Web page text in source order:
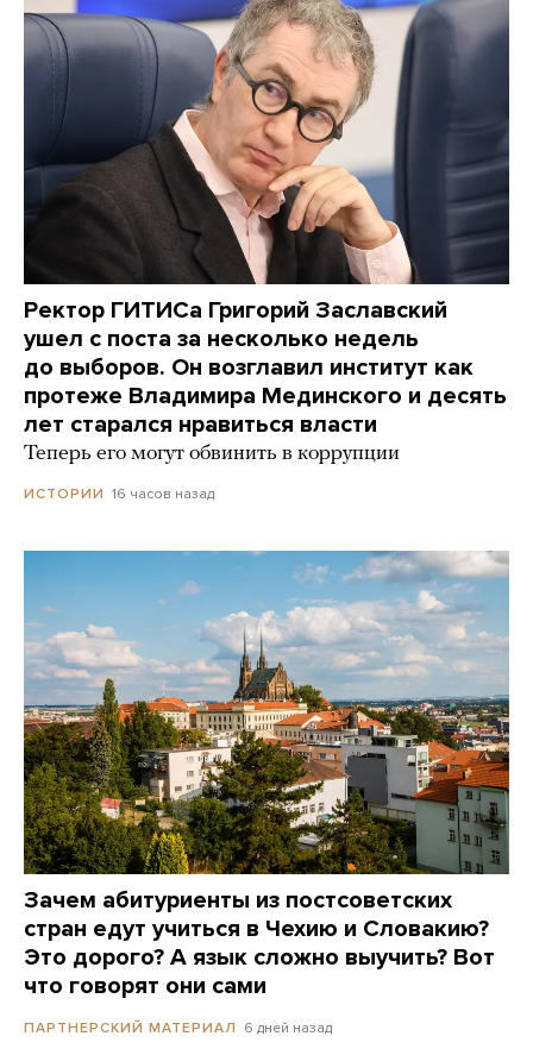
Ректор ГИТИСа Григорий Заславский
ушел с поста за несколько недель
до выборов. Он возглавил институт как
протеже Владимира Мединского и десять
лет старался нравиться власти
Теперь его могут обвинить в коррупции
ИСТОРИИ 16 часов назад
Зачем абитуриенты из постсоветских
стран едут учиться в Чехию и Словакию?
Это дорого? А язык сложно выучить? Вот
что говорят они сами
ПАРТНЕРСКИЙ МАТЕРИАЛ 6 дней назад